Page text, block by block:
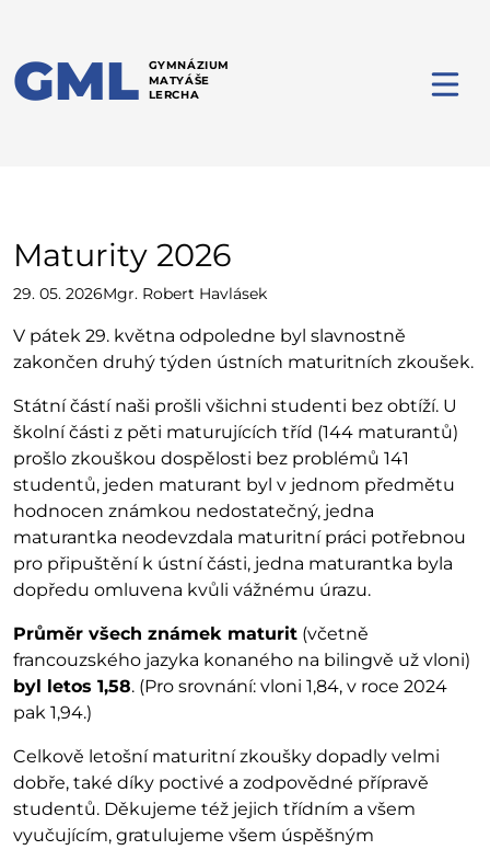
GML GYMNÁZIUM
MATYÁŠE
LERCHA
Maturity 2026
29. 05. 2026Mgr. Robert Havlásek
V pátek 29. května odpoledne byl slavnostně
zakončen druhý týden ústních maturitních zkoušek.
Státní částí naši prošli všichni studenti bez obtíží. U
školní části z pěti maturujících tříd (144 maturantů)
prošlo zkouškou dospělosti bez problémů 141
studentů, jeden maturant byl v jednom předmětu
hodnocen známkou nedostatečný, jedna
maturantka neodevzdala maturitní práci potřebnou
pro připuštění k ústní části, jedna maturantka byla
dopředu omluvena kvůli vážnému úrazu.
Průměr všech známek maturit (včetně
francouzského jazyka konaného na bilingvě už vloni)
byl letos 1,58. (Pro srovnání: vloni 1,84, v roce 2024
pak 1,94.)
Celkově letošní maturitní zkoušky dopadly velmi
dobře, také díky poctivé a zodpovědné přípravě
studentů. Děkujeme též jejich třídním a všem
vyučujícím, gratulujeme všem úspěšným